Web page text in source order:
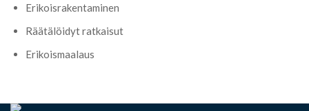
Erikoisrakentaminen
Räätälöidyt ratkaisut
Erikoismaalaus